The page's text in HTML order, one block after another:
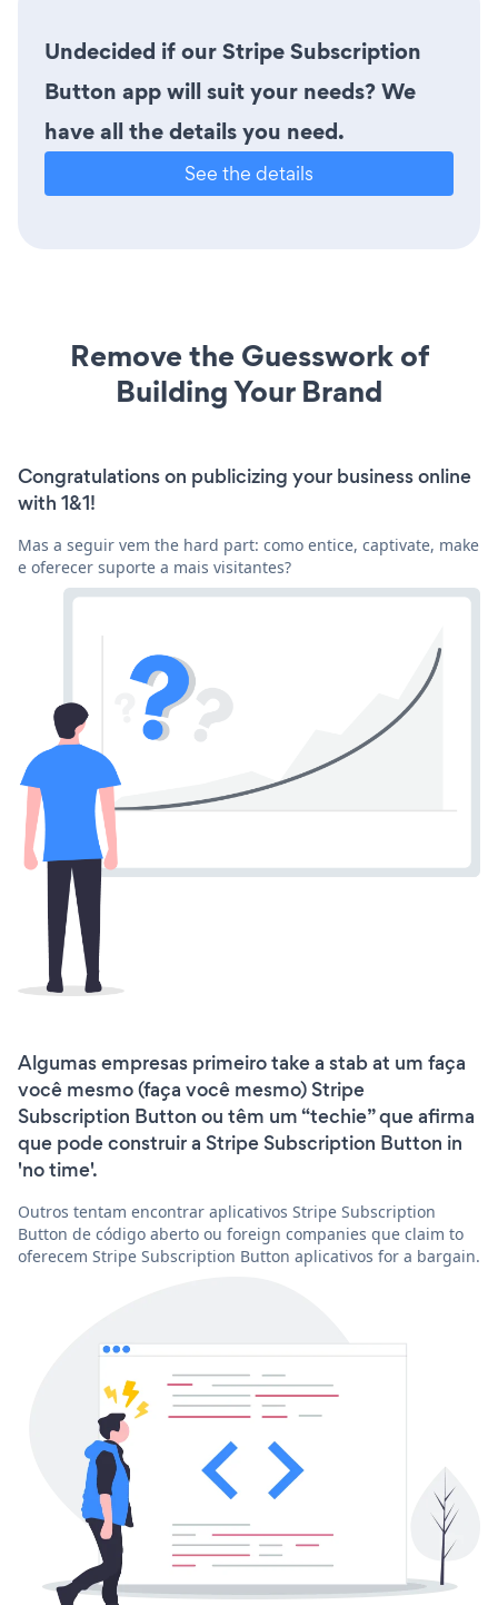
Undecided if our Stripe Subscription
Button app will suit your needs? We
have all the details you need.
See the details
Remove the Guesswork of
Building Your Brand
Congratulations on publicizing your business online
with 1&1!
Mas a seguir vem the hard part: como entice, captivate, make
e oferecer suporte a mais visitantes?
Algumas empresas primeiro take a stab at um faça
você mesmo (faça você mesmo) Stripe
Subscription Button ou têm um “techie” que afirma
que pode construir a Stripe Subscription Button in
'no time'.
Outros tentam encontrar aplicativos Stripe Subscription
Button de código aberto ou foreign companies que claim to
oferecem Stripe Subscription Button aplicativos for a bargain.